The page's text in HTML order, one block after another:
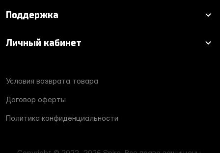
Поддержка
Личный кабинет
Условия возврата товара
Договор оферты
Политика конфиденциальности